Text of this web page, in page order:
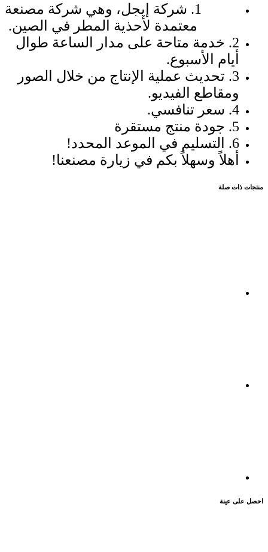
1. شركة إيجل، وهي شركة مصنعة
معتمدة لأحذية المطر في الصين.
2. خدمة متاحة على مدار الساعة طوال
أيام الأسبوع.
3. تحديث عملية الإنتاج من خلال الصور
ومقاطع الفيديو.
4. سعر تنافسي.
5. جودة منتج مستقرة
6. التسليم في الموعد المحدد!
أهلاً وسهلاً بكم في زيارة مصنعنا!
منتجات ذات صلة
احصل على عينة